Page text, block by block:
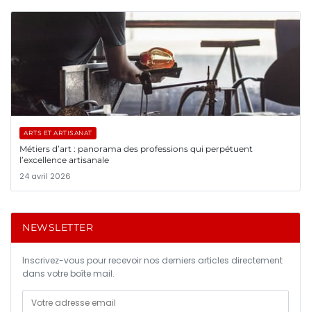
ARTS ET ARTISANAT
Métiers d’art : panorama des professions qui perpétuent
l’excellence artisanale
24 avril 2026
NEWSLETTER
Inscrivez-vous pour recevoir nos derniers articles directement
dans votre boîte mail.